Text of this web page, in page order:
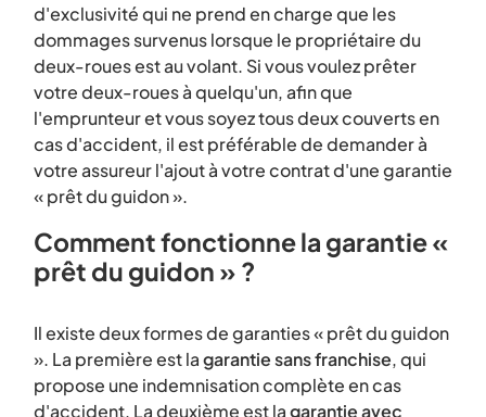
d'exclusivité qui ne prend en charge que les
dommages survenus lorsque le propriétaire du
deux-roues est au volant. Si vous voulez prêter
votre deux-roues à quelqu'un, afin que
l'emprunteur et vous soyez tous deux couverts en
cas d'accident, il est préférable de demander à
votre assureur l'ajout à votre contrat d'une garantie
« prêt du guidon ».
Comment fonctionne la garantie «
prêt du guidon » ?
Il existe deux formes de garanties « prêt du guidon
». La première est lagarantie sans franchise, qui
propose une indemnisation complète en cas
d'accident. La deuxième est lagarantie avec